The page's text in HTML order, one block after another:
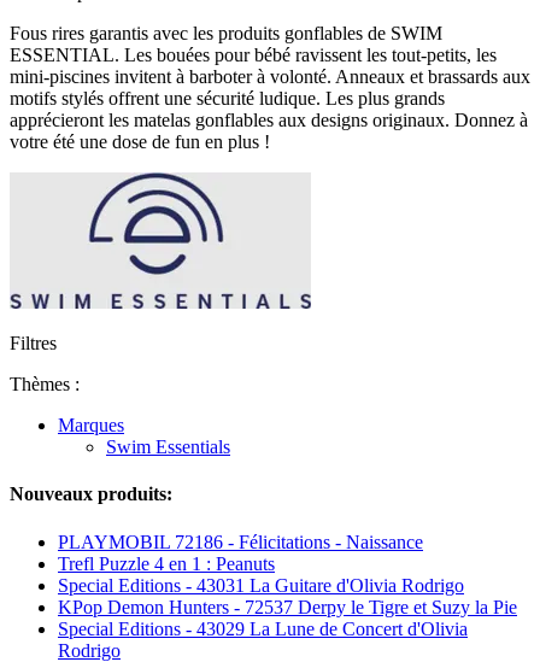
Fous rires garantis avec les produits gonflables de SWIM
ESSENTIAL. Les bouées pour bébé ravissent les tout-petits, les
mini-piscines invitent à barboter à volonté. Anneaux et brassards aux
motifs stylés offrent une sécurité ludique. Les plus grands
apprécieront les matelas gonflables aux designs originaux. Donnez à
votre été une dose de fun en plus !
Filtres
Thèmes :
Marques
Swim Essentials
Nouveaux produits:
PLAYMOBIL 72186 - Félicitations - Naissance
Trefl Puzzle 4 en 1 : Peanuts
Special Editions - 43031 La Guitare d'Olivia Rodrigo
KPop Demon Hunters - 72537 Derpy le Tigre et Suzy la Pie
Special Editions - 43029 La Lune de Concert d'Olivia
Rodrigo